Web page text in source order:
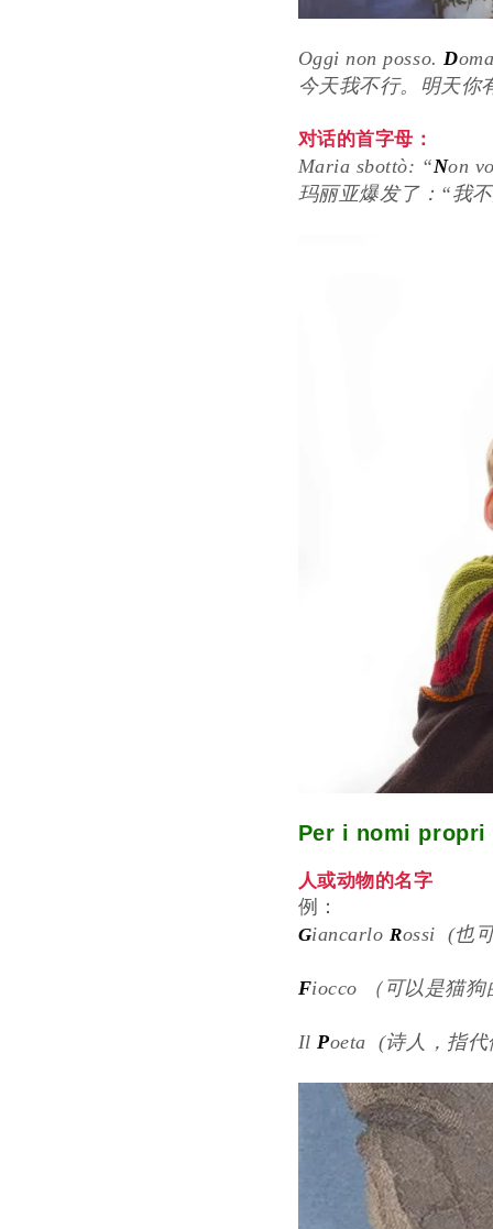
Oggi non posso. D
今天我不行。明天你
对话的首字母：
Maria sbottò: “Non
玛丽亚爆发了：“我
Per i nomi propri
人或动物的名字
例：
Giancarlo Rossi (也
Fiocco （可以是猫狗
Il Poeta (诗人，指代